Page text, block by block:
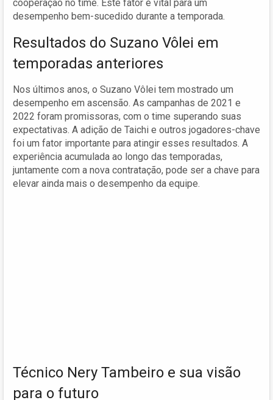
cooperação no time. Este fator é vital para um
desempenho bem-sucedido durante a temporada.
Resultados do Suzano Vôlei em
temporadas anteriores
Nos últimos anos, o Suzano Vôlei tem mostrado um
desempenho em ascensão. As campanhas de 2021 e
2022 foram promissoras, com o time superando suas
expectativas. A adição de Taichi e outros jogadores-chave
foi um fator importante para atingir esses resultados. A
experiência acumulada ao longo das temporadas,
juntamente com a nova contratação, pode ser a chave para
elevar ainda mais o desempenho da equipe.
Técnico Nery Tambeiro e sua visão
para o futuro